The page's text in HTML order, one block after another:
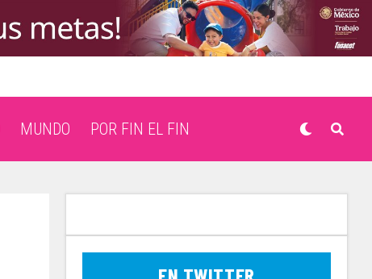
MUNDO POR FIN EL FIN